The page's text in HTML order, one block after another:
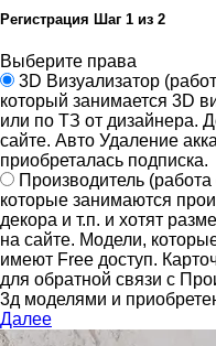
Регистрация Шаг 1 из 2
Выберите права
3D Визуализатор
который занимается 3D
или по ТЗ от дизайнера.
сайте. Авто Удаление
приобреталась подписка.
Производитель
которые занимаются
декора и т.п. и хотят
на сайте. Модели,
имеют Free доступ.
для обратной связи с
3д моделями и
Далее